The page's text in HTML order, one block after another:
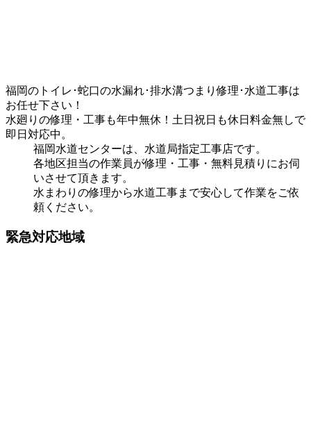
福岡のトイレ･蛇口の水漏れ･排水溝つまり修理･水道工事は
お任せ下さい！
水廻りの修理・工事も年中無休！土日祝日も休日料金無しで
即日対応中。
福岡水道センターは、水道局指定工事店です。
各地区担当の作業員が修理・工事・無料見積りにお伺
いさせて頂きます。
水まわりの修理から水道工事まで安心して作業をご依
頼ください。
緊急対応地域